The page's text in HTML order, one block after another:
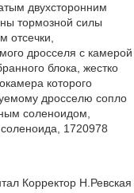
двухсторонним
тормозной силы
отсечки,
дросселя с камерой
блока, жестко
которого
дросселю сопло
соленоидом,
1720978
Корректор Н.Ревская